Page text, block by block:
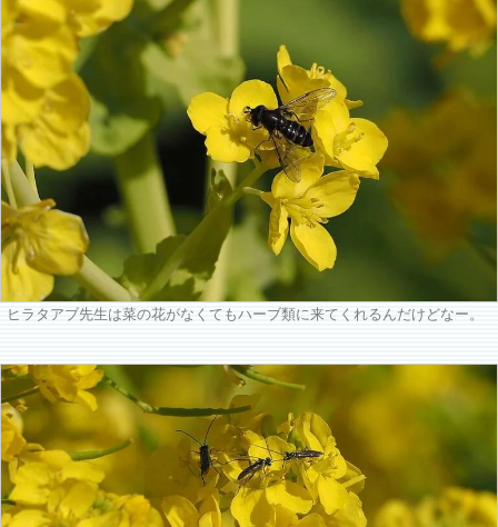
ヒラタアブ先生は菜の花がなくてもハーブ類に来てくれるんだけどなー。